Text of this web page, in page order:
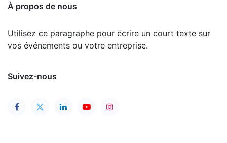
À propos de nous
Utilisez ce paragraphe pour écrire un court texte sur
vos événements ou votre entreprise.
Suivez-nous